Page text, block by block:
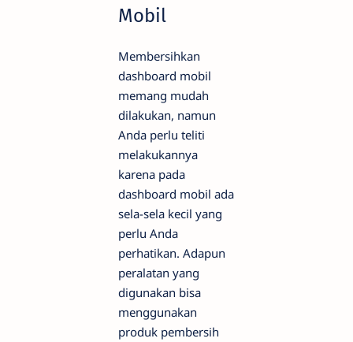
Mobil
Membersihkan
dashboard mobil
memang mudah
dilakukan, namun
Anda perlu teliti
melakukannya
karena pada
dashboard mobil ada
sela-sela kecil yang
perlu Anda
perhatikan. Adapun
peralatan yang
digunakan bisa
menggunakan
produk pembersih